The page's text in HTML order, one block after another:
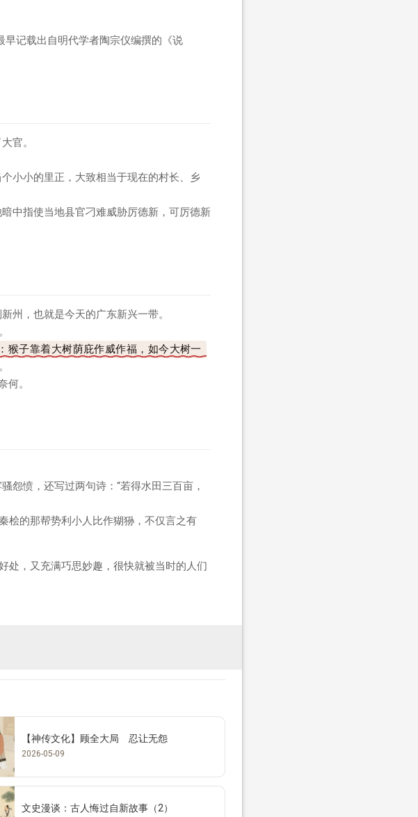
早记载出自明代学者陶宗仪编撰的《说
官。
小小的里正，大致相当于现在的村长、乡
中指使当地县官刁难威胁厉德新，可厉德新
州，也就是今天的广东新兴一带。
猴子靠着大树荫庇作威作福，如今大树一
何。
怨愤，还写过两句诗：“若得水田三百亩，
桧的那帮势利小人比作猢狲，不仅言之有
处，又充满巧思妙趣，很快就被当时的人们
【神传文化】顾全大局 忍让无怨
2026-05-09
文史漫谈：古人悔过自新故事（2）